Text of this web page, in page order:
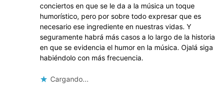
conciertos en que se le da a la música un toque
humorístico, pero por sobre todo expresar que es
necesario ese ingrediente en nuestras vidas. Y
seguramente habrá más casos a lo largo de la historia
en que se evidencia el humor en la música. Ojalá siga
habiéndolo con más frecuencia.
Cargando...